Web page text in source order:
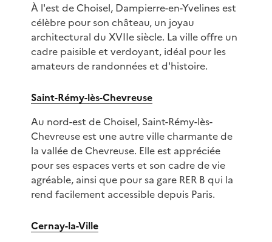
À l'est de Choisel, Dampierre-en-Yvelines est
célèbre pour son château, un joyau
architectural du XVIIe siècle. La ville offre un
cadre paisible et verdoyant, idéal pour les
amateurs de randonnées et d'histoire.
Saint-Rémy-lès-Chevreuse
Au nord-est de Choisel, Saint-Rémy-lès-
Chevreuse est une autre ville charmante de
la vallée de Chevreuse. Elle est appréciée
pour ses espaces verts et son cadre de vie
agréable, ainsi que pour sa gare RER B qui la
rend facilement accessible depuis Paris.
Cernay-la-Ville